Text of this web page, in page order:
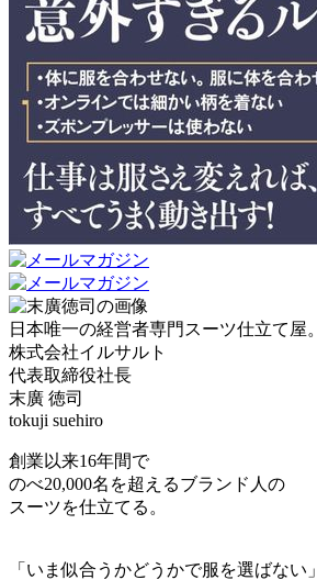
日本唯一の経営者専門スーツ仕立て屋。
株式会社イルサルト
代表取締役社長
末廣 徳司
tokuji suehiro
創業以来16年間で
のべ20,000名を超えるブランド人の
スーツを仕立てる。
「いま似合うかどうかで服を選ばない」